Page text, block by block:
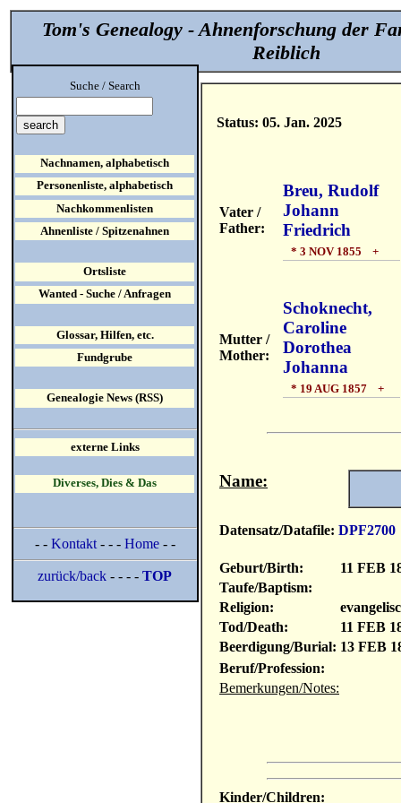
Tom's Genealogy - Ahnenforschung der
Reiblich
Status: 05. Jan. 2025
Vater /
Father:
Breu, Rudolf
Johann
Friedrich
* 3 NOV 1855 +
Mutter /
Mother:
Schoknecht,
Caroline
Dorothea
Johanna
* 19 AUG 1857 +
Name:
Datensatz/Datafile: DPF2700
Geburt/Birth:
11 FEB
Taufe/Baptism:
Religion:
Tod/Death:
11 FEB
Beerdigung/Burial: 13 FEB
Beruf/Profession:
Bemerkungen/Notes:
Kinder/Children:
Suche / Search
Nachnamen, alphabetisch
Personenliste, alphabetisch
Nachkommenlisten
Ahnenliste / Spitzenahnen
Ortsliste
Wanted - Suche / Anfragen
Glossar, Hilfen, etc.
Fundgrube
Genealogie News (RSS)
externe Links
Diverses, Dies & Das
- - Kontakt- - - Home- -
zurück/back - - - -TOP